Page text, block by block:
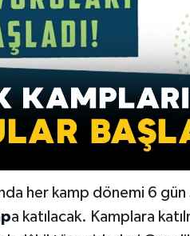
her kamp dönemi 6 gün
a katılacak. Kamplara